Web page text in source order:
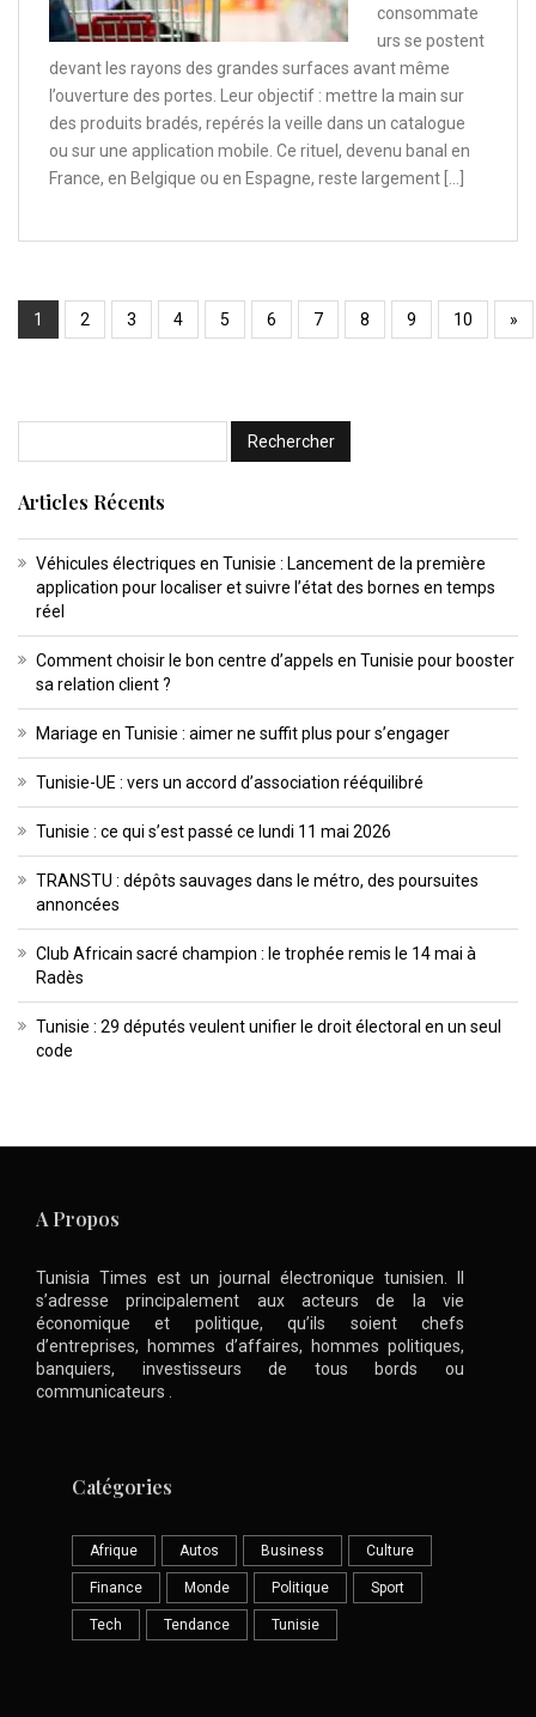
consommate
urs se postent
devant les rayons des grandes surfaces avant même
l’ouverture des portes. Leur objectif : mettre la main sur
des produits bradés, repérés la veille dans un catalogue
ou sur une application mobile. Ce rituel, devenu banal en
France, en Belgique ou en Espagne, reste largement […]
1 2 3 4 5 6 7 8 9 10 »
Articles Récents
Véhicules électriques en Tunisie : Lancement de la première
application pour localiser et suivre l’état des bornes en temps
réel
Comment choisir le bon centre d’appels en Tunisie pour booster
sa relation client ?
Mariage en Tunisie : aimer ne suffit plus pour s’engager
Tunisie-UE : vers un accord d’association rééquilibré
Tunisie : ce qui s’est passé ce lundi 11 mai 2026
TRANSTU : dépôts sauvages dans le métro, des poursuites
annoncées
Club Africain sacré champion : le trophée remis le 14 mai à
Radès
Tunisie : 29 députés veulent unifier le droit électoral en un seul
code
A Propos
Tunisia Times est un journal électronique tunisien. Il
s’adresse principalement aux acteurs de la vie
économique et politique, qu’ils soient chefs
d’entreprises, hommes d’affaires, hommes politiques,
banquiers, investisseurs de tous bords ou
communicateurs .
Catégories
Afrique Autos Business Culture
Finance Monde Politique Sport
Tech Tendance Tunisie